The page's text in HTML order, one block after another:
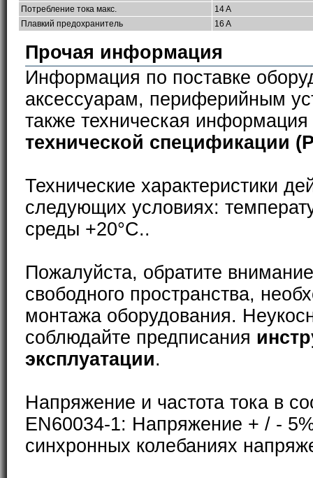
Потребление тока макс.
14 A
Плавкий предохранитель
16 A
Прочая информация
Информация по поставке
аксессуарам, периферийным
также техническая
технической спецификации
Технические характеристики
следующих условиях:
среды +20°С..
Пожалуйста, обратите
свободного пространства,
монтажа оборудования.
соблюдайте предписания
эксплуатации.
Напряжение и частота тока в
EN60034-1: Напряжение + / -
синхронных колебаниях